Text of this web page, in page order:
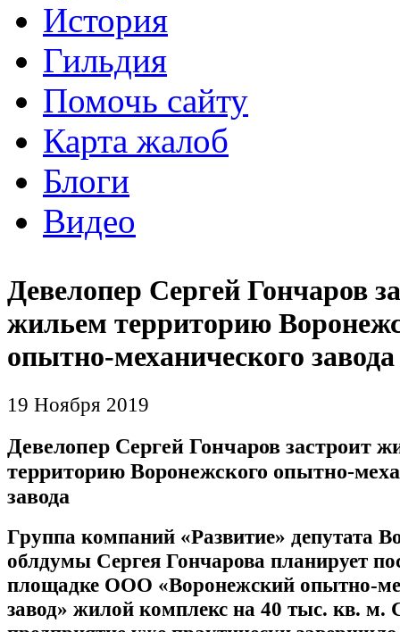
История
Гильдия
Помочь сайту
Карта жалоб
Блоги
Видео
Девелопер Сергей Гончаров
жильем территорию
опытно-механического завода
19 Ноября 2019
Девелопер Сергей Гончаров застроит
территорию Воронежского опытно-
завода
Группа компаний «Развитие» депутата
облдумы Сергея Гончарова планирует
площадке ООО «Воронежский опытно-
завод» жилой комплекс на 40 тыс. кв. м.